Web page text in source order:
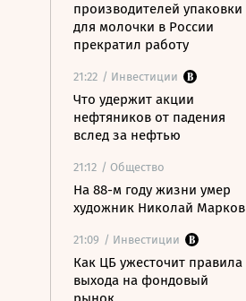
производителей упаковки
для молочки в России
прекратил работу
21:22 / Инвестиции
Что удержит акции
нефтяников от падения
вслед за нефтью
21:12 / Общество
На 88-м году жизни умер
художник Николай Марков
21:09 / Инвестиции
Как ЦБ ужесточит правила
выхода на фондовый